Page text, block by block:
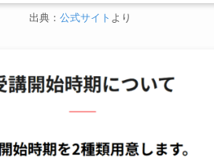
出典： 公式サイト より